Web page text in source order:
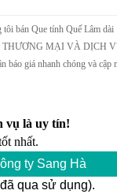
ghi chú Mua ở đâu
bán Que tính Quế Lâm
THƯƠNG MẠI VÀ DỊCH
giá nhanh chóng và cập
vụ là uy tín!
nhất.
ty Sang Hà
qua sử dụng).